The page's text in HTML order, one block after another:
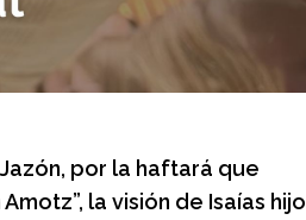
por la haftará que
la visión de Isaías hijo
entre